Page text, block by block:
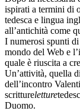
ispirati a termini di
tedesca e lingua
all’antichità come
I numerosi spunti
mondo del Web e
quale è riuscita a
Un’attività, quella
dell’incontro
scrittureletture
Duomo.